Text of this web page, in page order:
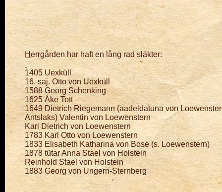
Herrgården har haft en lång rad släkter:
1405 Uexküll
16. saj. Otto von Uexküll
1588 Georg Schenking
1625 Åke Tott
1649 Dietrich Riegemann (aadeldatuna von
Antslaks) Valentin von Loewenstern
Karl Dietrich von Loewenstern
1783 Karl Otto von Loewenstern
1833 Elisabeth Katharina von Bose (s. Loewenstern)
1878 tütar Anna Stael von Holstein
Reinhold Stael von Holstein
1883 Georg von Ungern-Sternberg